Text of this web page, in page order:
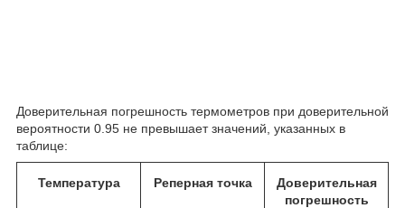
Доверительная погрешность термометров при доверительной
вероятности 0.95 не превышает значений, указанных в
таблице:
Температура Реперная точка
Доверительная
погрешность